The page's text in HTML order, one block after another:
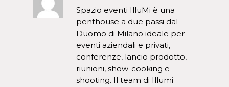
Spazio eventi IlluMi è una
penthouse a due passi dal
Duomo di Milano ideale per
eventi aziendali e privati,
conferenze, lancio prodotto,
riunioni, show-cooking e
shooting. Il team di Illumi